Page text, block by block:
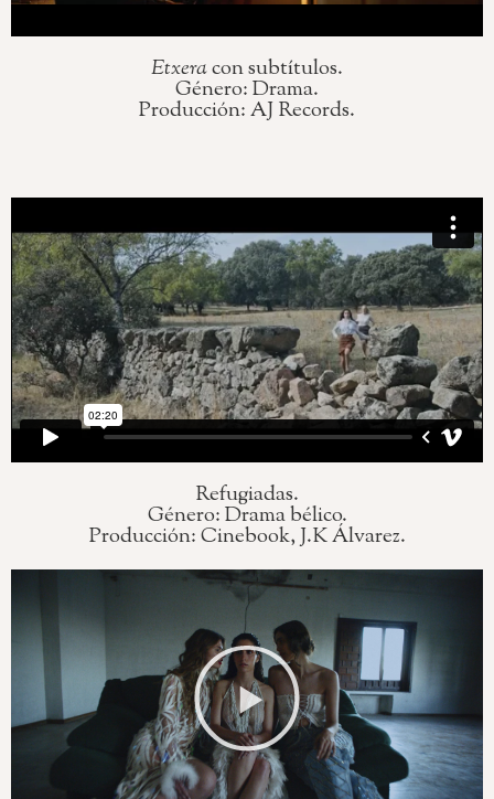
Etxeracon subtítulos.
Género: Drama.
Producción: AJ Records.
Refugiadas.
Género: Drama bélico.
Producción: Cinebook, J.K Álvarez.